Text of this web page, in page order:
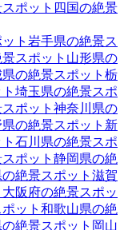
ポット 四国の絶景
ト 岩手県の絶景ス
スポット 山形県の
の絶景スポット 栃
埼玉県の絶景スポ
ポット 神奈川県の
の絶景スポット 新
石川県の絶景スポ
ポット 静岡県の絶
の絶景スポット 滋賀
大阪府の絶景スポッ
ット 和歌山県の絶
の絶景スポット 岡山